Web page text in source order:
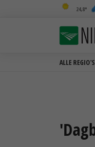
24,8
ALLE REGIO'S